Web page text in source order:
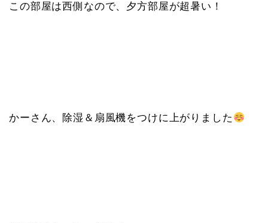
この部屋は西側なので、夕方部屋が超暑い！
かーさん、除湿＆扇風機をつけに上がりました